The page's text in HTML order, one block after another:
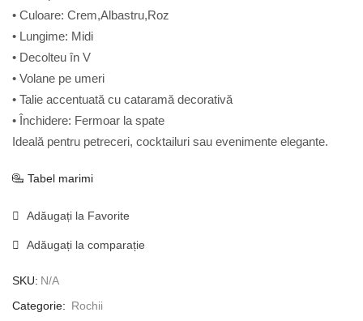
• Culoare: Crem,Albastru,Roz
• Lungime: Midi
• Decolteu în V
• Volane pe umeri
• Talie accentuată cu cataramă decorativă
• Închidere: Fermoar la spate
Ideală pentru petreceri, cocktailuri sau evenimente elegante.
Tabel marimi
Adăugați la Favorite
Adăugați la comparație
SKU: N/A
Categorie: Rochii